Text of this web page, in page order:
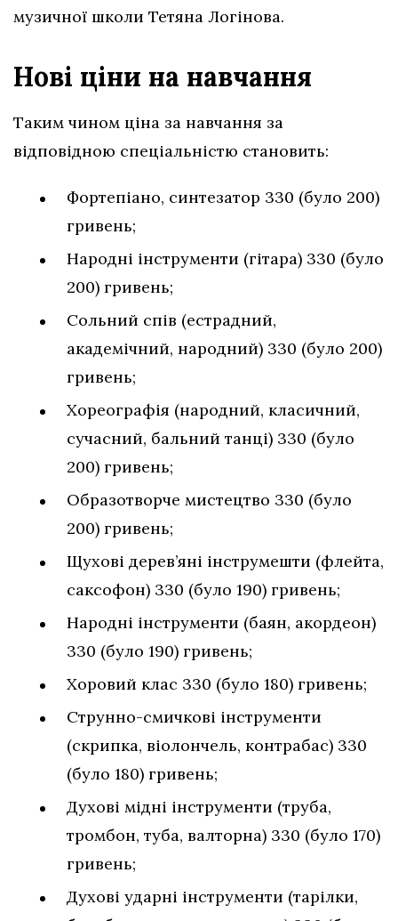
музичної школи Тетяна Логінова.
Нові ціни на навчання
Таким чином ціна за навчання за
відповідною спеціальністю становить:
Фортепiано, синтезатор 330 (було 200)
гривень;
Народнi iнструменти (гiтара) 330 (було
200) гривень;
Сольний спiв (естрадний,
академічний, народний) 330 (було 200)
гривень;
Хореографiя (народний, класичний,
сучасний, бальний танці) 330 (було
200) гривень;
Образотворче мистецтво 330 (було
200) гривень;
Щуховi дерев’янi iнструмешти (флейта,
саксофон) 330 (було 190) гривень;
Народнi iнструменти (баян, акордеон)
330 (було 190) гривень;
Хоровий клас 330 (було 180) гривень;
Струнно-смичковi iнструменти
(скрипка, вiолончель, контрабас) 330
(було 180) гривень;
Дyxoвi мiднi iнструменти (труба,
тромбон, туба, валторна) 330 (було 170)
гривень;
Дyxoвi ударнi iнструменти (тарiлки,